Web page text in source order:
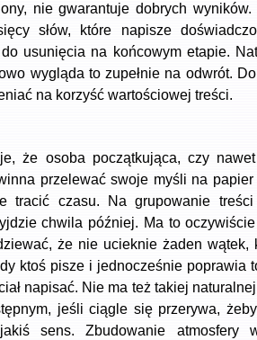
nie gwarantuje dobrych
słów, które napisze
usunięcia na końcowym etapie.
wygląda to zupełnie na odwrót.
na korzyść wartościowej treści.
że osoba początkująca, czy
przelewać swoje myśli na
tracić czasu. Na grupowanie
chwila później. Ma to
że nie ucieknie żaden wątek,
ktoś pisze i jednocześnie poprawia
napisać. Nie ma też takiej
jeśli ciągle się przerywa,
sens. Zbudowanie